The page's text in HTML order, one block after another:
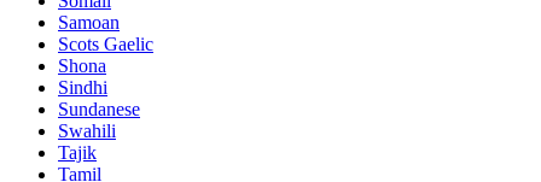
Samoan
Scots Gaelic
Shona
Sindhi
Sundanese
Swahili
Tajik
Tamil